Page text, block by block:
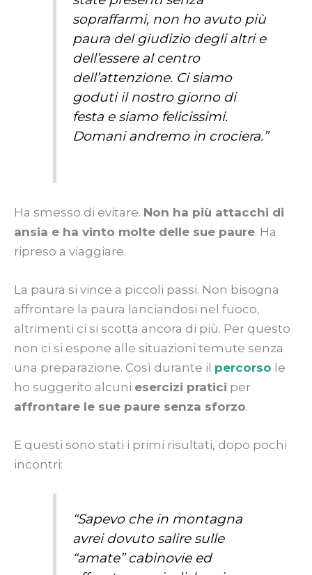
sopraffarmi, non ho avuto più
paura del giudizio degli altri e
dell’essere al centro
dell’attenzione. Ci siamo
goduti il nostro giorno di
festa e siamo felicissimi.
Domani andremo in crociera.”
Ha smesso di evitare. Non ha più attacchi di
ansia e ha vinto molte delle sue paure. Ha
ripreso a viaggiare.
La paura si vince a piccoli passi. Non bisogna
affrontare la paura lanciandosi nel fuoco,
altrimenti ci si scotta ancora di più. Per questo
non ci si espone alle situazioni temute senza
una preparazione. Così durante il percorso le
ho suggerito alcuni esercizi pratici per
affrontare le sue paure senza sforzo.
E questi sono stati i primi risultati, dopo pochi
incontri:
“Sapevo che in montagna
avrei dovuto salire sulle
“amate” cabinovie ed